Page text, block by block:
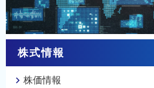
株式情報
株価情報